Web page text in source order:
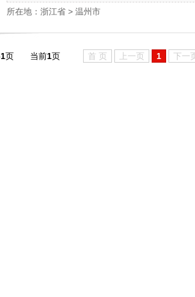
所在地： 浙江省 > 温州市
1页 当前1页 首 页 上一页 1 下一